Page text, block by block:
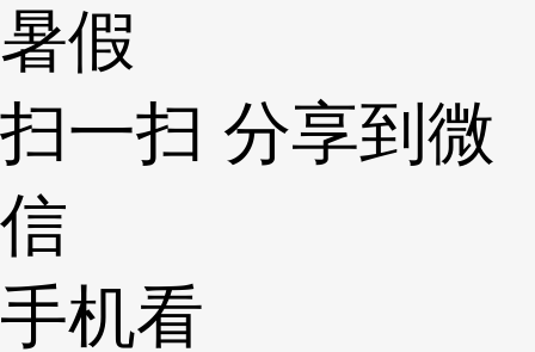
暑假
扫一扫 分享到微
信
手机看